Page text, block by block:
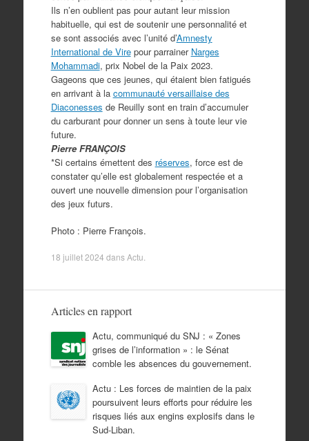
Ils n’en oublient pas pour autant leur mission
habituelle, qui est de soutenir une personnalité et
se sont associés avec l’unité d’Amnesty
International de Virepour parrainer Narges
Mohammadi, prix Nobel de la Paix 2023.
Gageons que ces jeunes, qui étaient bien fatigués
en arrivant à la communauté versaillaise des
Diaconesses de Reuilly sont en train d’accumuler
du carburant pour donner un sens à toute leur vie
future.
Pierre FRANÇOIS
*Si certains émettent des réserves, force est de
constater qu’elle est globalement respectée et a
ouvert une nouvelle dimension pour l’organisation
des jeux futurs.
Photo : Pierre François.
18 juillet 2024 dansActu
Articles en rapport
Actu, communiqué du SNJ : « Zones
grises de l’information » : le Sénat
comble les absences du gouvernement.
Actu : Les forces de maintien de la paix
poursuivent leurs efforts pour réduire les
risques liés aux engins explosifs dans le
Sud-Liban.